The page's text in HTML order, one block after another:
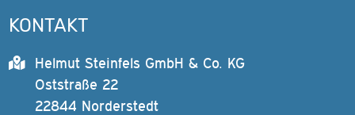
KONTAKT
Helmut Steinfels GmbH & Co. KG
Oststraße 22
22844 Norderstedt